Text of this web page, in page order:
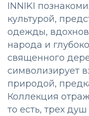
INNIKI
культурой,
одежды,
народа и
священного
символизирует
природой,
Коллекция
то есть, трех